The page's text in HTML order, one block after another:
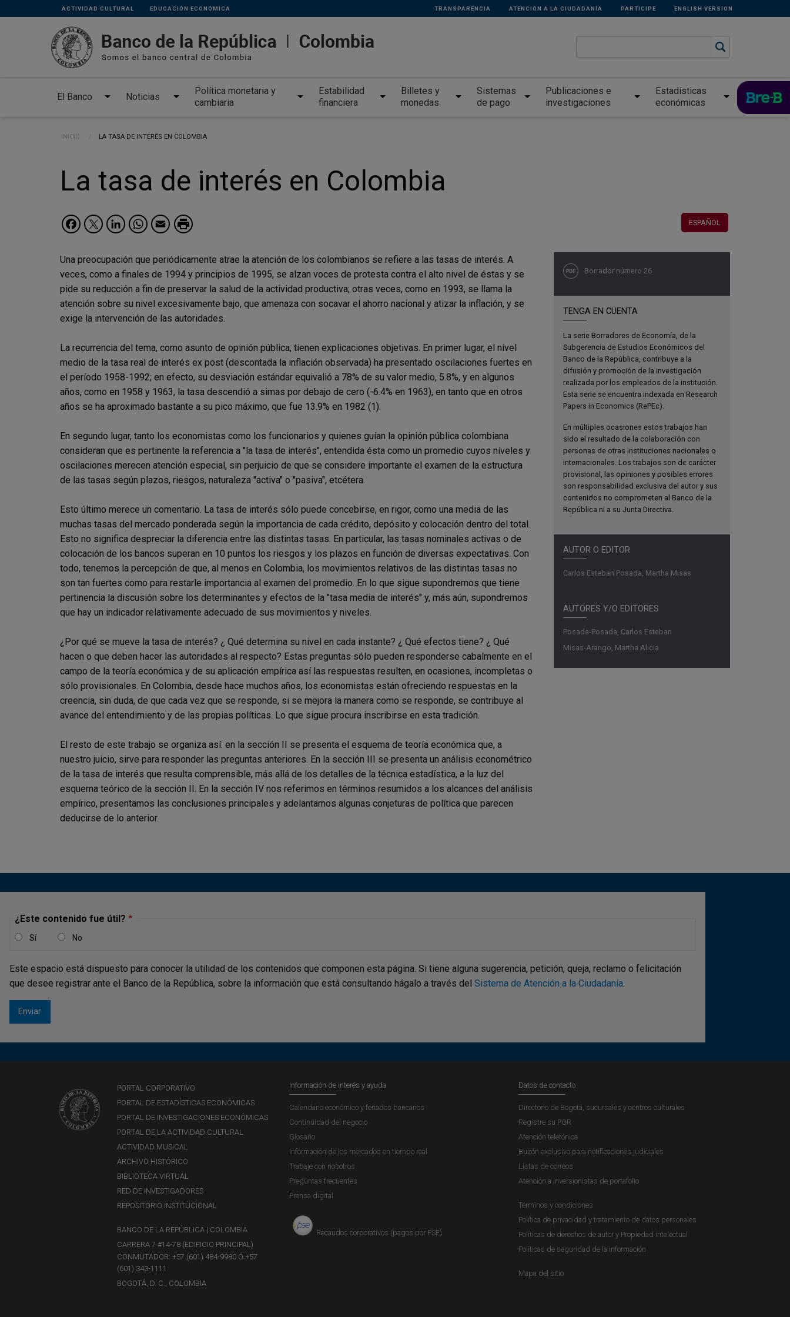
Pasar al contenido principal
Links
secundarios
ACTIVIDAD CULTURAL EDUCACIÓN ECONÓMICA TRANSPARENCIA ATENCIÓN A LA CIUDADANÍA PARTICIPE ENGLISH VERSION
El Banco Noticias
Política monetaria y
cambiaria
Estabilidad
financiera
Billetes y
monedas
Sistemas
de pago
Publicaciones e
investigaciones
Estadísticas
económicas
Ruta de navegación
INICIO CURRENT:
LA TASA DE INTERÉS EN COLOMBIA
La tasa de interés en Colombia
ESPAÑOL
Facebook
Twitter
LinkedIn
WhatsApp
Email
Borrador número 26
TENGA EN CUENTA
La serie Borradores de Economía, de la
Subgerencia de Estudios Económicos del
Banco de la República, contribuye a la
difusión y promoción de la investigación
realizada por los empleados de la institución.
Esta serie se encuentra indexada en Research
Papers in Economics (RePEc).
En múltiples ocasiones estos trabajos han
sido el resultado de la colaboración con
personas de otras instituciones nacionales o
internacionales. Los trabajos son de carácter
provisional, las opiniones y posibles errores
son responsabilidad exclusiva del autor y sus
contenidos no comprometen al Banco de la
República ni a su Junta Directiva.
AUTOR O EDITOR
Carlos Esteban Posada, Martha Misas
AUTORES Y/O EDITORES
Posada-Posada, Carlos Esteban
Misas-Arango, Martha Alicia
Una preocupación que periódicamente atrae la atención de los colombianos se refiere a las tasas de interés. A
veces, como a finales de 1994 y principios de 1995, se alzan voces de protesta contra el alto nivel de éstas y se
pide su reducción a fin de preservar la salud de la actividad productiva; otras veces, como en 1993, se llama la
atención sobre su nivel excesivamente bajo, que amenaza con socavar el ahorro nacional y atizar la inflación, y se
exige la intervención de las autoridades.
La recurrencia del tema, como asunto de opinión pública, tienen explicaciones objetivas. En primer lugar, el nivel
medio de la tasa real de interés ex post (descontada la inflación observada) ha presentado oscilaciones fuertes en
el período 1958-1992; en efecto, su desviación estándar equivalió a 78% de su valor medio, 5.8%, y en algunos
años, como en 1958 y 1963, la tasa descendió a simas por debajo de cero (-6.4% en 1963), en tanto que en otros
años se ha aproximado bastante a su pico máximo, que fue 13.9% en 1982 (1).
En segundo lugar, tanto los economistas como los funcionarios y quienes guían la opinión pública colombiana
consideran que es pertinente la referencia a "la tasa de interés", entendida ésta como un promedio cuyos niveles y
oscilaciones merecen atención especial, sin perjuicio de que se considere importante el examen de la estructura
de las tasas según plazos, riesgos, naturaleza "activa" o "pasiva", etcétera.
Esto último merece un comentario. La tasa de interés sólo puede concebirse, en rigor, como una media de las
muchas tasas del mercado ponderada según la importancia de cada crédito, depósito y colocación dentro del total.
Esto no significa despreciar la diferencia entre las distintas tasas. En particular, las tasas nominales activas o de
colocación de los bancos superan en 10 puntos los riesgos y los plazos en función de diversas expectativas. Con
todo, tenemos la percepción de que, al menos en Colombia, los movimientos relativos de las distintas tasas no
son tan fuertes como para restarle importancia al examen del promedio. En lo que sigue supondremos que tiene
pertinencia la discusión sobre los determinantes y efectos de la "tasa media de interés" y, más aún, supondremos
que hay un indicador relativamente adecuado de sus movimientos y niveles.
¿Por qué se mueve la tasa de interés? ¿ Qué determina su nivel en cada instante? ¿ Qué efectos tiene? ¿ Qué
hacen o que deben hacer las autoridades al respecto? Estas preguntas sólo pueden responderse cabalmente en el
campo de la teoría económica y de su aplicación empírica así las respuestas resulten, en ocasiones, incompletas o
sólo provisionales. En Colombia, desde hace muchos años, los economistas están ofreciendo respuestas en la
creencia, sin duda, de que cada vez que se responde, si se mejora la manera como se responde, se contribuye al
avance del entendimiento y de las propias políticas. Lo que sigue procura inscribirse en esta tradición.
El resto de este trabajo se organiza así: en la sección II se presenta el esquema de teoría económica que, a
nuestro juicio, sirve para responder las preguntas anteriores. En la sección III se presenta un análisis econométrico
de la tasa de interés que resulta comprensible, más allá de los detalles de la técnica estadística, a la luz del
esquema teórico de la sección II. En la sección IV nos referimos en términos resumidos a los alcances del análisis
empírico, presentamos las conclusiones principales y adelantamos algunas conjeturas de política que parecen
deducirse de lo anterior.
¿Este contenido fue útil?
Sí No
Este espacio está dispuesto para conocer la utilidad de los contenidos que componen esta página. Si tiene alguna sugerencia, petición, queja, reclamo o felicitación
que desee registrar ante el Banco de la República, sobre la información que está consultando hágalo a través del Sistema de Atención a la Ciudadanía.
PORTAL CORPORATIVO
PORTAL DE ESTADÍSTICAS ECONÓMICAS
PORTAL DE INVESTIGACIONES ECONÓMICAS
PORTAL DE LA ACTIVIDAD CULTURAL
ACTIVIDAD MUSICAL
ARCHIVO HISTÓRICO
BIBLIOTECA VIRTUAL
RED DE INVESTIGADORES
REPOSITORIO INSTITUCIONAL
BANCO DE LA REPÚBLICA | COLOMBIA
CARRERA 7 #14-78 (EDIFICIO PRINCIPAL)
CONMUTADOR: +57 (601) 484-9980 Ó +57
(601) 343-1111
BOGOTÁ, D. C., COLOMBIA
Información de interés y ayuda
Calendario económico y feriados bancarios
Continuidad del negocio
Glosario
Información de los mercados en tiempo real
Trabaje con nosotros
Preguntas frecuentes
Prensa digital
Recaudos corporativos (pagos por PSE)
Datos de contacto
Directorio de Bogotá, sucursales y centros culturales
Registre su PQR
Atención telefónica
Buzón exclusivo para notificaciones judiciales
Listas de correos
Atención a inversionistas de portafolio
Términos y condiciones
Política de privacidad y tratamiento de datos personales
Políticas de derechos de autor y Propiedad intelectual
Políticas de seguridad de la información
Mapa del sitio